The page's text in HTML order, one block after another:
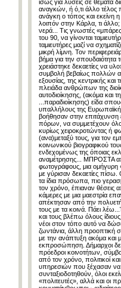
ίσως για λύσεις σε θέματα
αναγκών, ή ό,τι άλλο τέλος
ανάγκη ο τόπος και εκείνη η
λοιπόν στην Κάρλα, τι
νερά... Τις γνωστές
του 90, να γίνονται
ταμιευτήρες μαζί να
μικρή λίμνη. Τον
βήμα για την σπουδαιότητα
χρειάστηκε δεκαετίες να
συμβολή βεβαίως πολλών
εξουσίας, της κεντρικής και
πλειάδα ανθρώπων της
αυτοδιοίκησης, (ακόμα και
...παραδιοίκησης) είδα
υπαλλήλους της
βοήθησαν στην επιτάχυνση
πόρων, να συμμετέχουν
κυρίως χειροκροτώντας ή
(ανα)μεταξύ τους, για τον
κοινωνικού βιογραφικού
ενδεχομένως της όποιας
αναμέτρησης... ΜΠΡΟΣΤΑ
φωτογράφους, μια
με γύρισαν δεκαετίες πίσω.
τα ίδια πρόσωπα, πιο
τον χρόνο, έπιαναν θέσεις
κάμερες με μια μαεστρία
απέκτησαν από την
τους με τα κοινά. Πάει
και τους βλέπω όλους
νέοι στον τόπο αυτό να
ζωντάνια, άλλη προοπτική
με την ανάπτυξη ακόμα και
εκπροσώπηση. Δήμαρχοι
πρόεδροι κοινοτήτων,
από τον χρόνο, πολιτικοί
υπηρεσιών που ξέχασαν να
συνταξιοδοτηθούν, όλοι
«πολιτευτές», αλλά και οι